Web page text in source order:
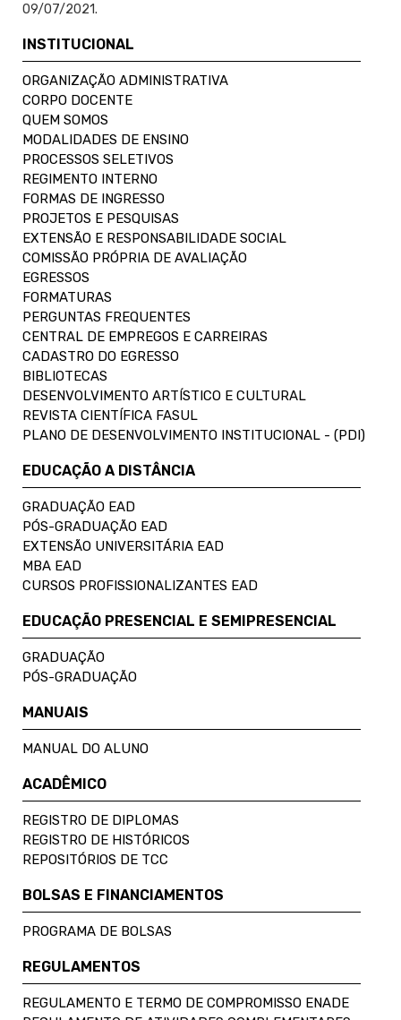
09/07/2021.
INSTITUCIONAL
ORGANIZAÇÃO ADMINISTRATIVA
CORPO DOCENTE
QUEM SOMOS
MODALIDADES DE ENSINO
PROCESSOS SELETIVOS
REGIMENTO INTERNO
FORMAS DE INGRESSO
PROJETOS E PESQUISAS
EXTENSÃO E RESPONSABILIDADE SOCIAL
COMISSÃO PRÓPRIA DE AVALIAÇÃO
EGRESSOS
FORMATURAS
PERGUNTAS FREQUENTES
CENTRAL DE EMPREGOS E CARREIRAS
CADASTRO DO EGRESSO
BIBLIOTECAS
DESENVOLVIMENTO ARTÍSTICO E CULTURAL
REVISTA CIENTÍFICA FASUL
PLANO DE DESENVOLVIMENTO INSTITUCIONAL - (PDI)
EDUCAÇÃO A DISTÂNCIA
GRADUAÇÃO EAD
PÓS-GRADUAÇÃO EAD
EXTENSÃO UNIVERSITÁRIA EAD
MBA EAD
CURSOS PROFISSIONALIZANTES EAD
EDUCAÇÃO PRESENCIAL E SEMIPRESENCIAL
GRADUAÇÃO
PÓS-GRADUAÇÃO
MANUAIS
MANUAL DO ALUNO
ACADÊMICO
REGISTRO DE DIPLOMAS
REGISTRO DE HISTÓRICOS
REPOSITÓRIOS DE TCC
BOLSAS E FINANCIAMENTOS
PROGRAMA DE BOLSAS
REGULAMENTOS
REGULAMENTO E TERMO DE COMPROMISSO ENADE